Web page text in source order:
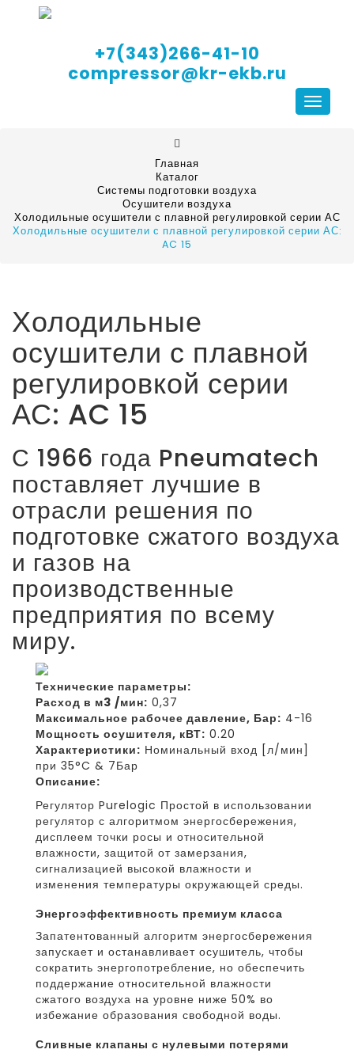
+7(343)266-41-10
compressor@kr-ekb.ru
Главная
Каталог
Системы подготовки воздуха
Осушители воздуха
Холодильные осушители с плавной регулировкой серии АС
Холодильные осушители с плавной регулировкой серии АС:
AC 15
Холодильные
осушители с плавной
регулировкой серии
АС: AC 15
С 1966 года Pneumatech
поставляет лучшие в
отрасли решения по
подготовке сжатого воздуха
и газов на
производственные
предприятия по всему
миру.
Технические параметры:
Расход в м3 /мин: 0,37
Максимальное рабочее давление, Бар: 4-16
Мощность осушителя, кВТ: 0.20
Характеристики: Номинальный вход [л/мин]
при 35°C & 7Бар
Описание:
Регулятор Purelogic Простой в использовании
регулятор с алгоритмом энергосбережения,
дисплеем точки росы и относительной
влажности, защитой от замерзания,
сигнализацией высокой влажности и
изменения температуры окружающей среды.
энергоэффективность премиум класса
Запатентованный алгоритм энергосбережения
запускает и останавливает осушитель, чтобы
сократить энергопотребление, но обеспечить
поддержание относительной влажности
сжатого воздуха на уровне ниже 50% во
избежание образования свободной воды.
сливные клапаны с нулевыми потерями